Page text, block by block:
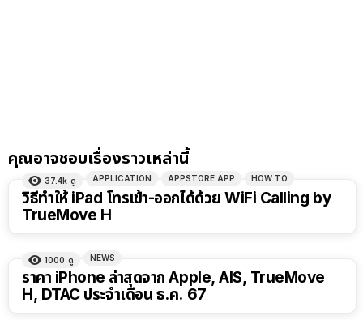
คุณอาจชอบเรื่องราวเหล่านี้
37.4k ดู APPLICATION APPSTORE APP HOW TO
วิธีทำให้ iPad โทรเข้า-ออกได้ด้วย WiFi Calling by
TrueMove H
1000 ดู NEWS
ราคา iPhone ล่าสุดจาก Apple, AIS, TrueMove
H, DTAC ประจำเดือน ธ.ค. 67